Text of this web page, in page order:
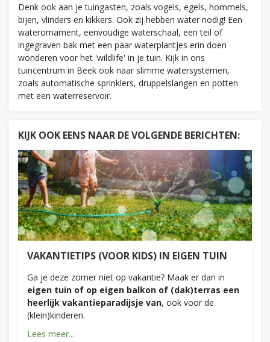
Denk ook aan je tuingasten, zoals vogels, egels, hommels,
bijen, vlinders en kikkers. Ook zij hebben water nodig! Een
waterornament, eenvoudige waterschaal, een teil of
ingegraven bak met een paar waterplantjes erin doen
wonderen voor het 'wildlife' in je tuin. Kijk in ons
tuincentrum in Beek ook naar slimme watersystemen,
zoals automatische sprinklers, druppelslangen en potten
met een waterreservoir.
KIJK OOK EENS NAAR DE VOLGENDE BERICHTEN:
VAKANTIETIPS (VOOR KIDS) IN EIGEN TUIN
Ga je deze zomer niet op vakantie? Maak er dan in
eigen tuin of op eigen balkon of (dak)terras een
heerlijk vakantieparadijsje van, ook voor de
(klein)kinderen.
Lees meer...